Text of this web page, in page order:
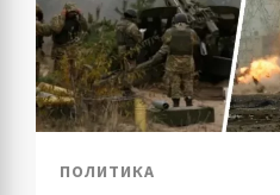
ПОЛИТИКА